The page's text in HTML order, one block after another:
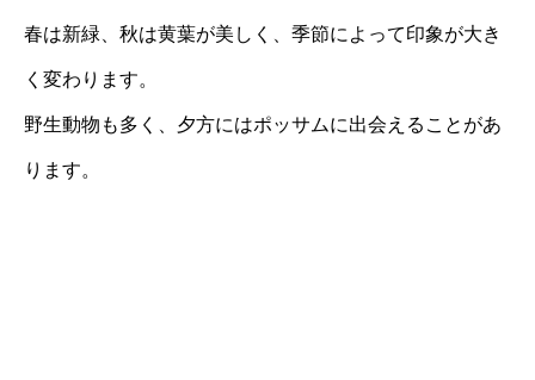
春は新緑、秋は黄葉が美しく、季節によって印象が大き
く変わります。
野生動物も多く、夕方にはポッサムに出会えることがあ
ります。